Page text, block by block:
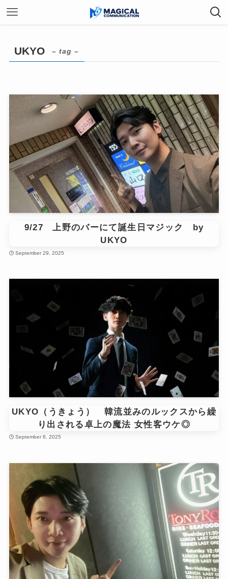
UKYO – tag –
9/27 上野のバーにて誕生日マジック by
UKYO
September 29, 2025
UKYO（うきょう） 韓流並みのルックスから繰
り出される卓上の魔法 女性客ウケ◎
September 6, 2025